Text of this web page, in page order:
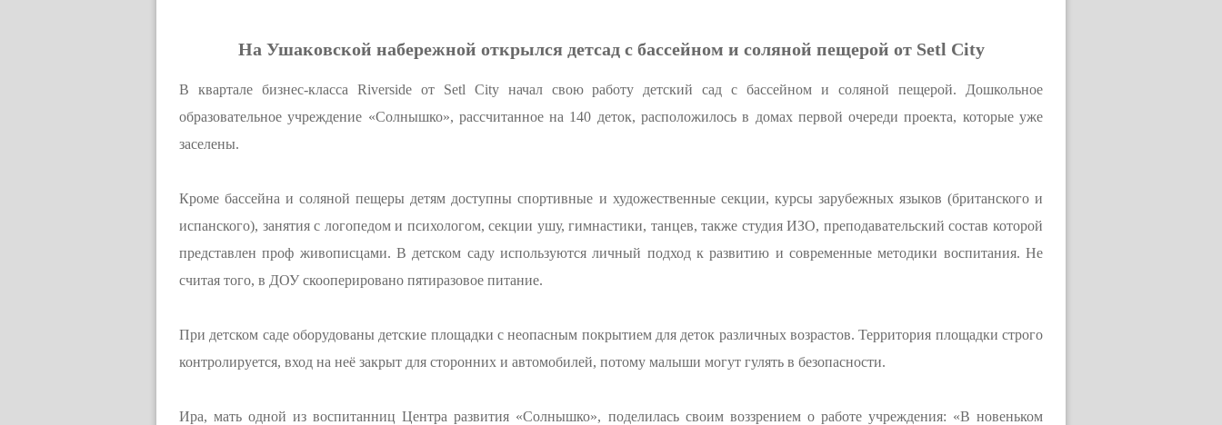
На Ушаковской набережной открылся детсад с бассейном и соляной пещерой от Setl City
В квартале бизнес-класса Riverside от Setl City начал свою работу детский сад с бассейном и соляной пещерой. Дошкольное
образовательное учреждение «Солнышко», рассчитанное на 140 деток, расположилось в домах первой очереди проекта, которые уже
заселены.
Кроме бассейна и соляной пещеры детям доступны спортивные и художественные секции, курсы зарубежных языков (британского и
испанского), занятия с логопедом и психологом, секции ушу, гимнастики, танцев, также студия ИЗО, преподавательский состав которой
представлен проф живописцами. В детском саду используются личный подход к развитию и современные методики воспитания. Не
считая того, в ДОУ скооперировано пятиразовое питание.
При детском саде оборудованы детские площадки с неопасным покрытием для деток различных возрастов. Территория площадки строго
контролируется, вход на неё закрыт для сторонних и автомобилей, потому малыши могут гулять в безопасности.
Ира, мать одной из воспитанниц Центра развития «Солнышко», поделилась своим воззрением о работе учреждения: «В новеньком